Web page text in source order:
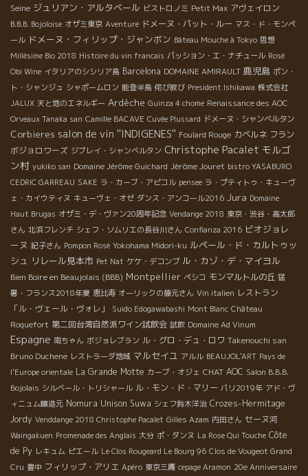
Seine ジュリアン・アルタベール ビストロノミ Petit Max アヴェイロン
B.B.B. Bojoloise オザミ東京 Aventure ドメーヌ・パット・ルー マス・ド・モンペ
ール ドメーヌ・フィリップ・ジャンボン Bâteau Mouche à Tokyo 思想
Millésime Bio 2018 Histoire du vin francais パッション・エ・ナチュール Rosé
Obi Wine イタリアのシシリア島 Barcelona DOMAINE AMIRAULT 鹿児島 ポン・
ト・シャンジュ シャポームロン 能登半島 侘び寂び President Ishikawa 株式会社
JALUX 天と地のエネルギー Ardèche Guinza 4 chome Renaissance des AOC
Orveaux Tanaka san Camille BACAVE Cuvée Plussard ドメーヌ・シャンベルタン
Corbieres salon de vin ''INDIGENES'' Foulard Rouge カベルネ フラン
ボジョロワーズ ジブレイ・シャンベルタン Christophe Pacalet モルゴ
ン村 yukiko san Domaine Jérôme Guichard Jérôme Jouret bistro YASABURO
CEDRIC GARREAU SAKE ラ・カーブ・アピコル pensee ラ・プティトゥ・キューヴ
ェ・カイウティヌ キューヴェ・オゼ ダンス・アンコール2016 Jura Domaine
Haut Brugas オザミ・デ・ヴァン20周年記念 Vendange 2018 東京・渋谷・高太郎
さん 北浜フレンチ シェフ・ソムリエの長谷川さん Confianza 2016 ビオジョレ
ーヌ 紀子さん Pompon Rosé Yokohama Midori-ku ルペール・ド・カルトゥッ
シュ リレール見本市 Pet Nat ケケ・デコンブ ル・カゾ・デ・マイヨル
Bien Boire en Beaujolais (BBB) Montpellier ペシコ モンマルトルの丘 猛
暑・フランス2018年夏 恵比寿 オーリックの藤元さん Vin italien レストラン
「ル・ヴェール・ヴォレ」
Suido Edogawabashi Mont Blanc Château
Roquefort 第二回台湾自然派ワイン試飲会 試飲 Domaine Ad Vinum
Espagne 南ちゃん ボジョレブラン ル・グロ・デュ・ロワ Takenouchi san
Bruno Duchene レストラーダ地域 マルセイユ アルル BEAUJOL'ART Pays de
l'Europe orientale La Grande Motte カーブ・オジェ CHAT AOC Salon B.B.B.
Bojolais シルベール・トリシャール ル・モン・ド・マリー パリ2019年 アド・ヴ
ィニュム醸造元 Nomura Unison Suwa シェフ鈴木洋治 Crozes-Hermitage
Jordy Venddange 2018 Christophe Pacalet Gilles Azam 内田さん セーヌ河
Waingakuen Promenade des Anglais 大分 ポ・ダンヌ La Rose Qui Touche Côte
de Py レキュム ピエール Le Clos Rougeard Le Bourg 96 Clos de Vougeot Grand
Cru 豊中 フィリップ・アリエ Apéro 東京三鷹 cepage Aramon 20e Anniversaire